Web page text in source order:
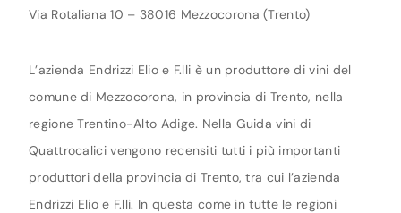
Via Rotaliana 10 – 38016 Mezzocorona (Trento)
L’azienda Endrizzi Elio e F.lli è un produttore di vini del
comune di Mezzocorona, in provincia di Trento, nella
regione Trentino-Alto Adige. Nella Guida vini di
Quattrocalici vengono recensiti tutti i più importanti
produttori della provincia di Trento, tra cui l’azienda
Endrizzi Elio e F.lli. In questa come in tutte le regioni